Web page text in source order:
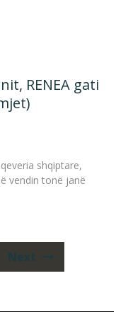
RENEA gati
shqiptare,
vendin tonë janë
Next